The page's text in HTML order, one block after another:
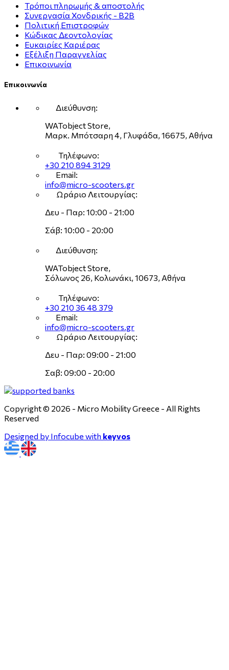
Τρόποι πληρωμής & αποστολής
Συνεργασία Χονδρικής - B2B
Πολιτική Επιστροφών
Κώδικας Δεοντολογίας
Ευκαιρίες Καριέρας
Εξέλιξη Παραγγελίας
Επικοινωνία
Επικοινωνία
Διεύθυνση:
WATobject Store,
Μαρκ. Μπότσαρη 4, Γλυφάδα, 16675, Αθήνα
Τηλέφωνο:
+30 210 894 3129
Email:
info@micro-scooters.gr
Ωράριο Λειτουργίας:
Δευ - Παρ: 10:00 - 21:00
Σάβ: 10:00 - 20:00
Διεύθυνση:
WATobject Store,
Σόλωνος 26, Κολωνάκι, 10673, Αθήνα
Τηλέφωνο:
+30 210 36 48 379
Email:
info@micro-scooters.gr
Ωράριο Λειτουργίας:
Δευ - Παρ: 09:00 - 21:00
Σαβ: 09:00 - 20:00
Copyright © 2026 - Micro Mobility Greece - All Rights
Reserved
Designed by Infocube with keyvos